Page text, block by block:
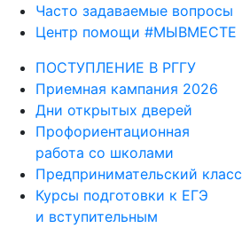
Часто задаваемые вопросы
Центр помощи #МЫВМЕСТЕ
ПОСТУПЛЕНИЕ В РГГУ
Приемная кампания 2026
Дни открытых дверей
Профориентационная
работа со школами
Предпринимательский класс
Курсы подготовки к ЕГЭ
и вступительным